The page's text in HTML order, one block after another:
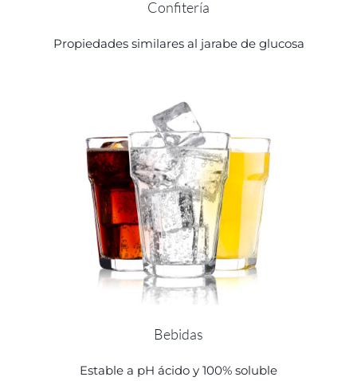
Confitería
Propiedades similares al jarabe de glucosa
Bebidas
Estable a pH ácido y 100% soluble